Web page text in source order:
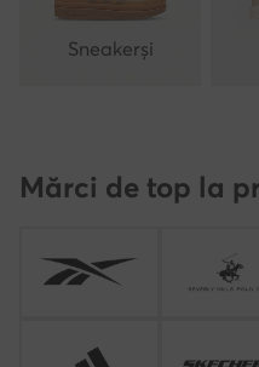
Sneakerși
Mărci de top la